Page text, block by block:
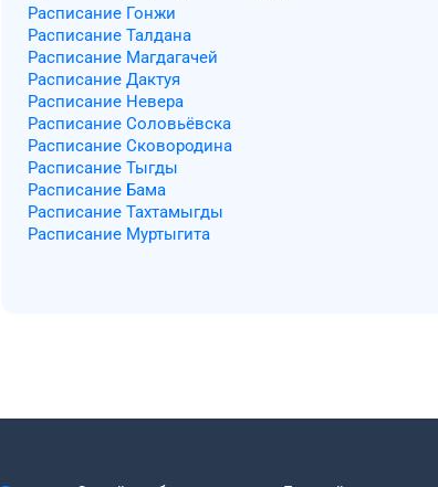
Расписание Гонжи
Расписание Талдана
Расписание Магдагачей
Расписание Дактуя
Расписание Невера
Расписание Соловьёвска
Расписание Сковородина
Расписание Тыгды
Расписание Бама
Расписание Тахтамыгды
Расписание Муртыгита